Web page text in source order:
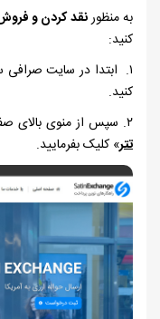
به منظورنقد کردن و
کنید:
۱. ابتدا در سایت
کنید.
۲. سپس از منوی بالای صفحه، روی «نقد کردن» و سپس «
تتر» کلیک بفرمایید.